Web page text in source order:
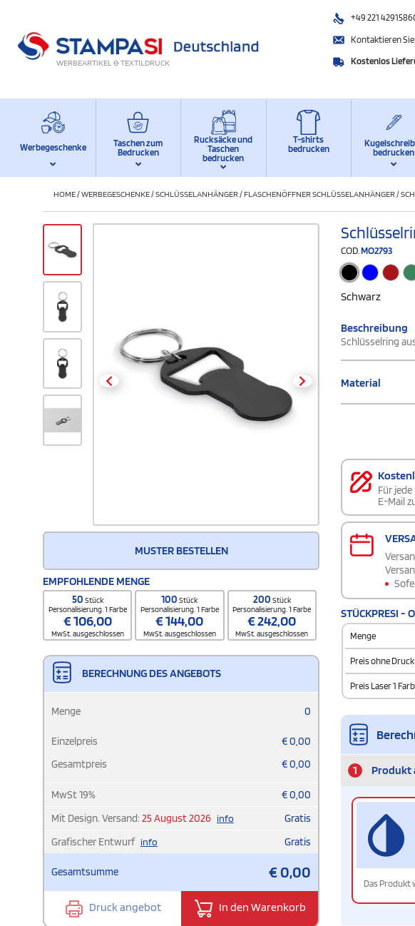
WERBEARTIKEL & TEXTILDRUCK
+49 221
Kontaktieren
Kostenlos
Werbegeschenke
Taschen zum
Bedrucken
Rucksäcke und
Taschen
bedrucken
T-shirts
bedrucken
bedrucken
HOME/WERBEGESCHENKE/SCHLÜSSELANHÄNGER/FLASCHENÖFFNER SCHLÜSSELANHÄNGER/
MUSTER BESTELLEN
EMPFOHLENDE MENGE
50 Stück
Personalisierung. 1 Farbe
€106,00
MwSt. ausgeschlossen
100Stück
Personalisierung. 1 Farbe
€144,00
MwSt. ausgeschlossen
200 Stück
Personalisierung. 1 Farbe
€242,00
MwSt. ausgeschlossen
BERECHNUNG DES ANGEBOTS
Menge 0
Einzelpreis €0,00
Gesamtpreis
€0,00
MwSt19% €0,00
Mit Design. Versand: 25 August 2026 info
Gratis
Grafischer Entwurf info Gratis
Gesamtsumme €0,00
Druck angebot In den Warenkorb
COD.MO2793
Schwarz
Beschreibung
Schlüsselring
Material
Für
E-Mail
STÜCKPRESI -
Menge
Preis ohne Druck
Preis Laser 1
1 Produkt
Das Produkt